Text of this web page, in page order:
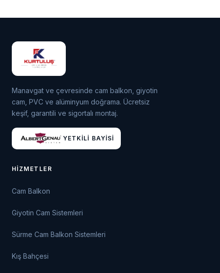
Manavgat ve çevresinde cam balkon, giyotin
cam, PVC ve alüminyum doğrama. Ücretsiz
keşif, garantili ve sigortalı montaj.
YETKILI BAYISI
HIZMETLER
Cam Balkon
Giyotin Cam Sistemleri
Sürme Cam Balkon Sistemleri
Kış Bahçesi